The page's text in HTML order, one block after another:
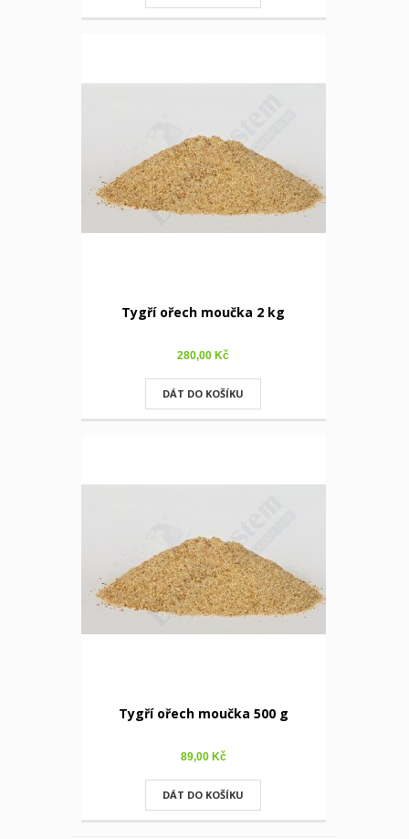
Tygří ořech moučka 2 kg
280,00 Kč
DÁT DO KOŠÍKU
Tygří ořech moučka 500 g
89,00 Kč
DÁT DO KOŠÍKU